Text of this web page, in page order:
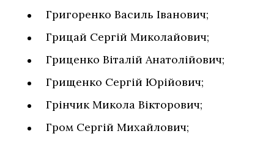
Григоренко Василь Іванович;
Грицай Сергій Миколайович;
Гриценко Віталій Анатолійович;
Грищенко Сергій Юрійович;
Грінчик Микола Вікторович;
Гром Сергій Михайлович;